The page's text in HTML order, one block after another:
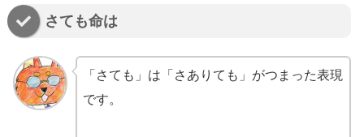
さても命は
「さても」は「さありても」がつまった表現
です。